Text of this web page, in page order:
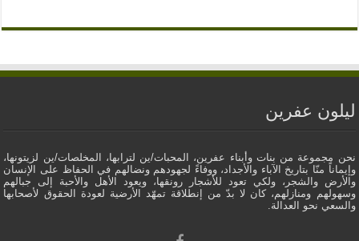
ليلون عفرين
نحن مجموعة من بنات وأبناء عفرين، المحبات/ين لترابها، المخلصات/ين لزيتونها،
وإيماناً منّا بتاريخ الآباء والأجداد، ووفاءً لجهودهم ونضالهم في الحفاظ على الإنسان
والأرض والشجر، ولكي تعود للأشجار رونقها، ويعود الأهل والأحبة إلى جبالهم
وسهولهم ومنازلهم، كان لا بدّ من إنطلاقة تمهّد الأرضية لعودة الحقوق لأصحابها
والسعي نحو العدالة.